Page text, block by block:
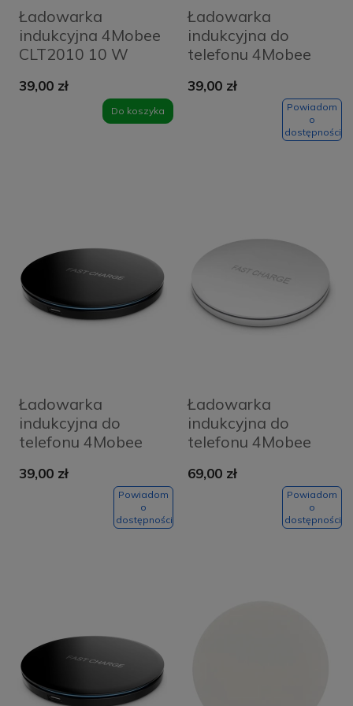
Ładowarka
indukcyjna 4Mobee
CLT2010 10 W
39,00 zł
Do koszyka
Ładowarka
indukcyjna do
telefonu 4Mobee
39,00 zł
Powiadom
o
dostępności
Ładowarka
indukcyjna do
telefonu 4Mobee
39,00 zł
Powiadom
o
dostępności
Ładowarka
indukcyjna do
telefonu 4Mobee
69,00 zł
Powiadom
o
dostępności